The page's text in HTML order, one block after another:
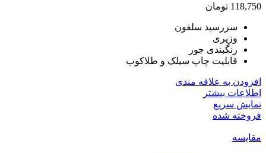
118,750 تومان
سررسید سلفون
وزیری
رنگبندی جور
قابلیت چاپ سیلک و طلاکوب
افزودن به علاقه مندی
اطلاعات بیشتر
نمایش سریع
فروخته شده
مقايسه